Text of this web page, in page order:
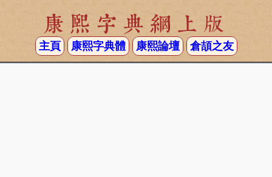
康熙字典網上版
主頁 康熙字典體 康熙論壇 倉頡之友